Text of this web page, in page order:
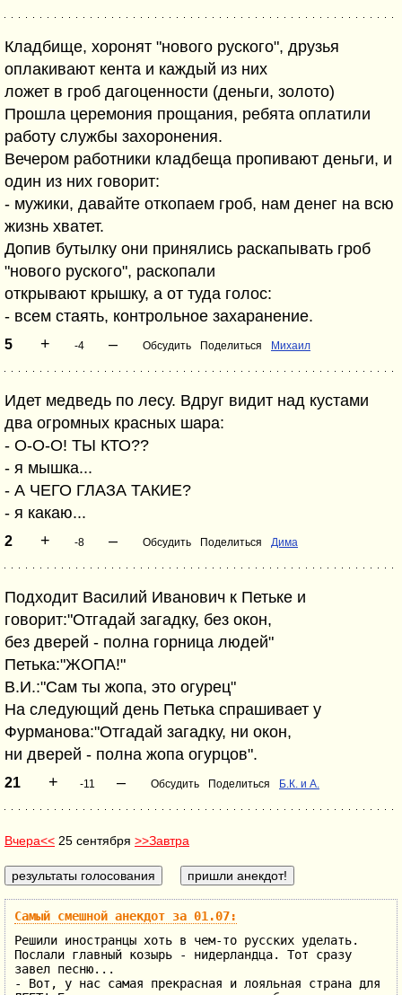
Кладбище, хоронят "нового руского", друзья
оплакивают кента и каждый из них
ложет в гроб дагоценности (деньги, золото)
Прошла церемония прощания, ребята оплатили
работу службы захоронения.
Вечером работники кладбеща пропивают деньги, и
один из них говорит:
- мужики, давайте откопаем гроб, нам денег на всю
жизнь хватет.
Допив бутылку они принялись раскапывать гроб
"нового руского", раскопали
открывают крышку, а от туда голос:
- всем стаять, контрольное захаранение.
5 + -4 – Обсудить Поделиться Михаил
Идет медведь по лесу. Вдруг видит над кустами
два огромных красных шара:
- О-О-О! ТЫ КТО??
- я мышка...
- А ЧЕГО ГЛАЗА ТАКИЕ?
- я какаю...
2 + -8 – Обсудить Поделиться Дима
Подходит Василий Иванович к Петьке и
говорит:"Отгадай загадку, без окон,
без дверей - полна горница людей"
Петька:"ЖОПА!"
В.И.:"Сам ты жопа, это огурец"
На следующий день Петька спрашивает у
Фурманова:"Отгадай загадку, ни окон,
ни дверей - полна жопа огурцов".
21 + -11 – Обсудить Поделиться Б.К. и А.
Вчера<< 25 сентября >>Завтра
Самый смешной анекдот за 01.07:
Решили иностранцы хоть в чем-то русских уделать.
Послали главный козырь - нидерландца. Тот сразу
завел песню...
- Вот, у нас самая прекрасная и лояльная страна для